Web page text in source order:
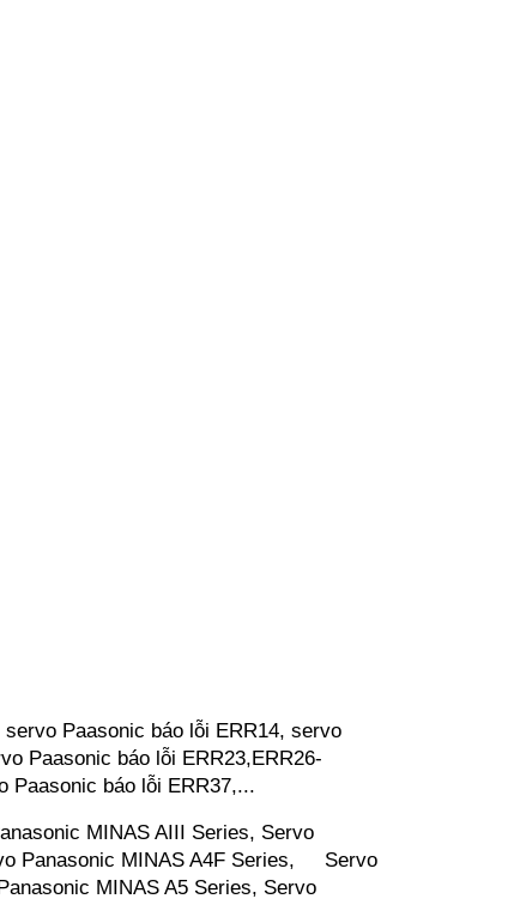
Paasonic báo lỗi ERR14, servo
Paasonic báo lỗi ERR23,ERR26-
Paasonic báo lỗi ERR37,...
MINAS AIII Series, Servo
Panasonic MINAS A4F Series, Servo
MINAS A5 Series, Servo